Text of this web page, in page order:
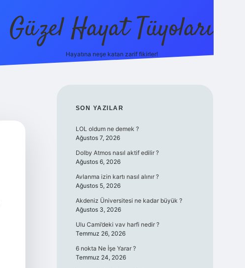
Güzel Hayat Tüyoları
Hayatına neşe katan zarif fikirler!
SIDEBAR
SON YAZILAR
LOL oldum ne demek ?
Ağustos 7, 2026
Dolby Atmos nasıl aktif edilir ?
Ağustos 6, 2026
Avlanma izin kartı nasıl alınır ?
Ağustos 5, 2026
Akdeniz Üniversitesi ne kadar büyük ?
Ağustos 3, 2026
Ulu Cami’deki vav harfi nedir ?
Temmuz 26, 2026
6 nokta Ne İşe Yarar ?
Temmuz 24, 2026